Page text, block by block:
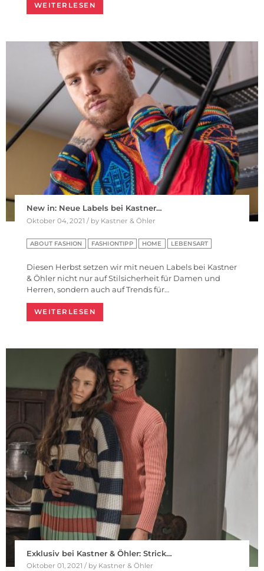
WEITERLESEN
New in: Neue Labels bei Kastner…
Oktober 04, 2021 / by Kastner & Öhler
ABOUT FASHION FASHIONTIPP HOME LEBENSART
Diesen Herbst setzen wir mit neuen Labels bei Kastner
& Öhler nicht nur auf Stilsicherheit für Damen und
Herren, sondern auch auf Trends für…
WEITERLESEN
Exklusiv bei Kastner & Öhler: Strick…
Oktober 01, 2021 / by Kastner & Öhler